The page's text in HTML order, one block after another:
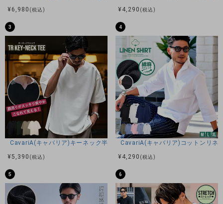
ポリエステル100%
モデル
TAIRA：身長180cm 体重67kg 46(L)サイズ着用
DAIKI：身長170cm 体重61kg 44(M)サイズ着用
カラー展開
ホワイト/ネイビー/ブラック
アイテムガイド
¥6,980 (税込)
¥4,290 (税込)
3
CavariA(キャバリア)キーネック半袖Tシャツ/全4色
¥5,390 (税込)
4
CavariA(キャバリア)コットンリネ
¥4,290 (税込)
5 6